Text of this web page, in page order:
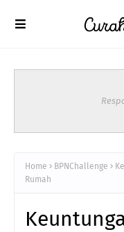
Home BPNChallenge
Rumah